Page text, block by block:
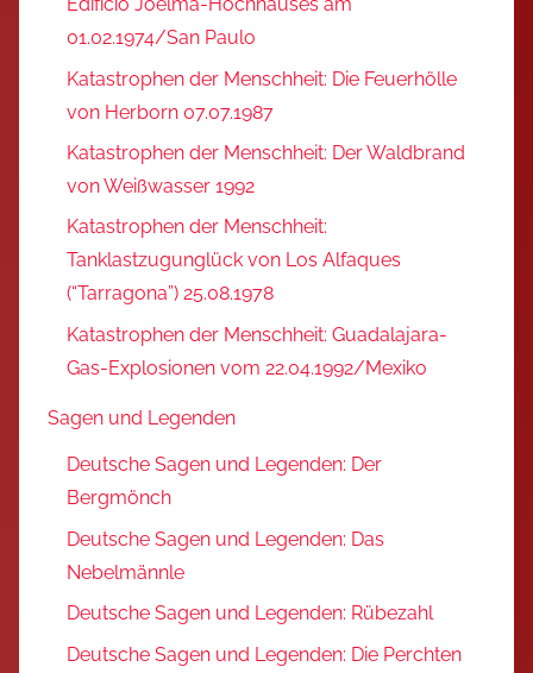
Edifício Joelma-Hochhauses am
01.02.1974/San Paulo
Katastrophen der Menschheit: Die Feuerhölle
von Herborn 07.07.1987
Katastrophen der Menschheit: Der Waldbrand
von Weißwasser 1992
Katastrophen der Menschheit:
Tanklastzugunglück von Los Alfaques
(“Tarragona”) 25.08.1978
Katastrophen der Menschheit: Guadalajara-
Gas-Explosionen vom 22.04.1992/Mexiko
Sagen und Legenden
Deutsche Sagen und Legenden: Der
Bergmönch
Deutsche Sagen und Legenden: Das
Nebelmännle
Deutsche Sagen und Legenden: Rübezahl
Deutsche Sagen und Legenden: Die Perchten